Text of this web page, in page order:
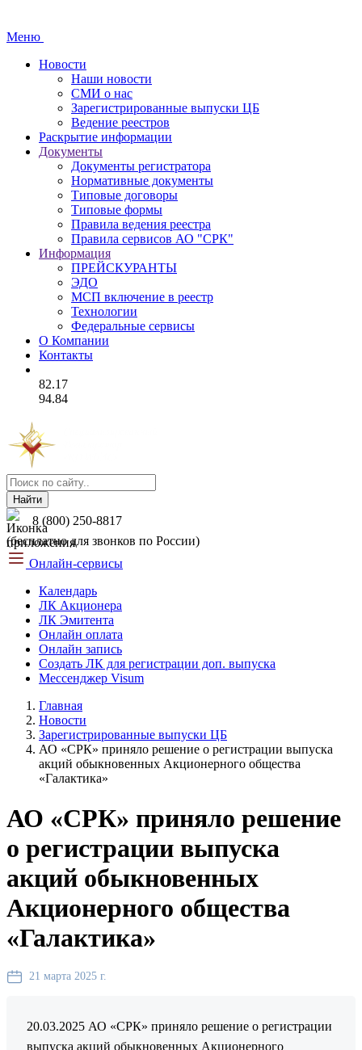
Меню
Новости
Наши новости
СМИ о нас
Зарегистрированные выпуски ЦБ
Ведение реестров
Раскрытие информации
Документы
Документы регистратора
Нормативные документы
Типовые договоры
Типовые формы
Правила ведения реестра
Правила сервисов АО "СРК"
Информация
ПРЕЙСКУРАНТЫ
ЭДО
МСП включение в реестр
Технологии
Федеральные сервисы
О Компании
Контакты
82.17
94.84
Найти
8 (800) 250-8817
(бесплатно для звонков по России)
Онлайн-сервисы
Календарь
ЛК Акционера
ЛК Эмитента
Онлайн оплата
Онлайн запись
Создать ЛК для регистрации доп. выпуска
Мессенджер Visum
Главная
Новости
Зарегистрированные выпуски ЦБ
АО «СРК» приняло решение о регистрации выпуска
акций обыкновенных Акционерного общества
«Галактика»
АО «СРК» приняло решение
о регистрации выпуска
акций обыкновенных
Акционерного общества
«Галактика»
21 марта 2025 г.
20.03.2025 АО «СРК» приняло решение о регистрации
выпуска акций обыкновенных Акционерного